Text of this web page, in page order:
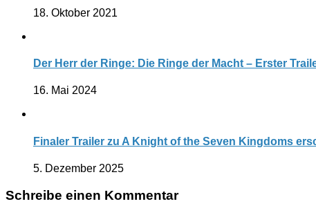
18. Oktober 2021
Der Herr der Ringe: Die Ringe der Macht – Erster
16. Mai 2024
Finaler Trailer zu A Knight of the Seven Kingdoms
5. Dezember 2025
Schreibe einen Kommentar